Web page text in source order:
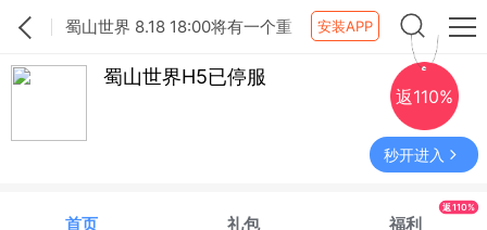
蜀山世界 8.18 18:00将有一个重
大更新。预计时间1小时
安装APP
蜀山世界H5已停服
返110%
秒开进入
首页 礼包 福利
返110%